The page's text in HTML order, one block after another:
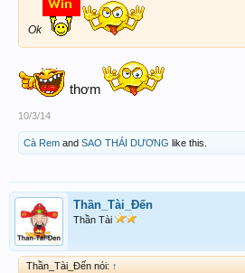
Ok
thơm
10/3/14
Cà Rem and SAO THÁI DƯƠNG like this.
Thần_Tài_Đến
Thần Tài
Thần_Tài_Đến nói: ↑